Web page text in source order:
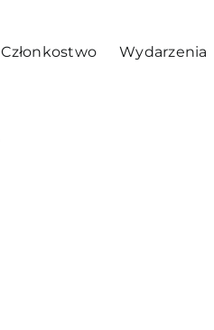
Członkostwo Wydarzenia